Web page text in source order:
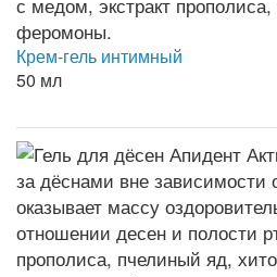
Крем-гель интимный
50 мл